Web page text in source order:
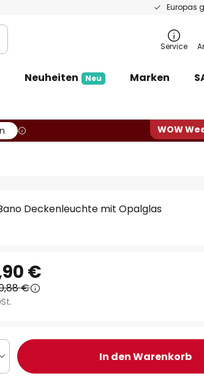
Europas
Service
Neuheiten Neu Marken
WOW
Deckenleuchte mit Opalglas
€
€
In den Warenkorb